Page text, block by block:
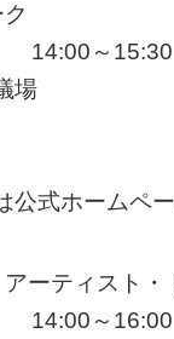
14:00～15:30
場
式ホームペー
ーティスト・
14:00～16:00